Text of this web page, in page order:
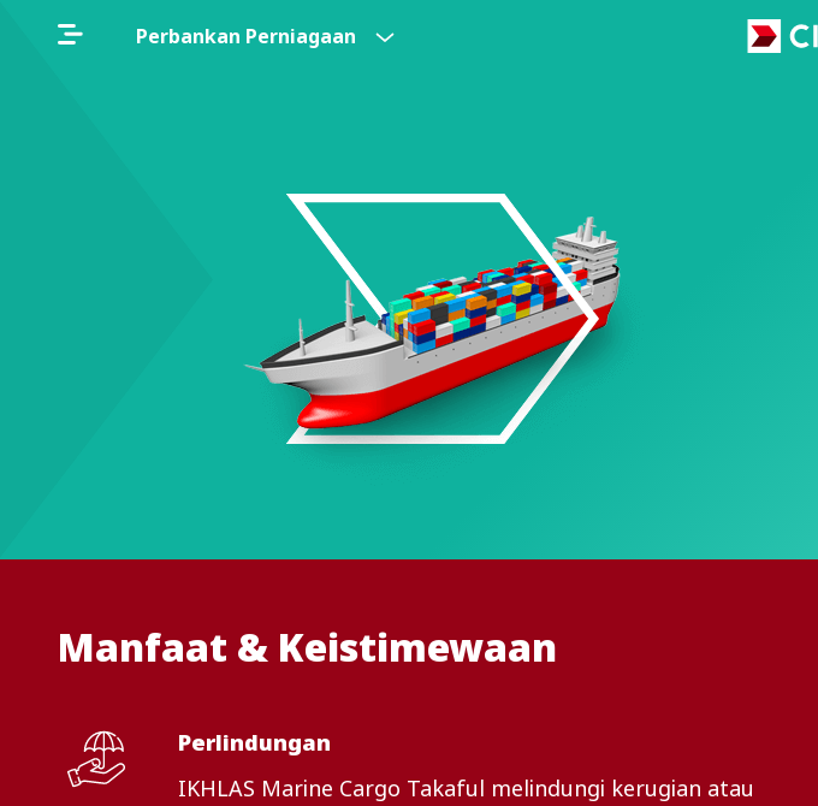
Perbankan Perniagaan
Manfaat & Keistimewaan
Perlindungan
IKHLAS Marine Cargo Takaful melindungi kerugian atau